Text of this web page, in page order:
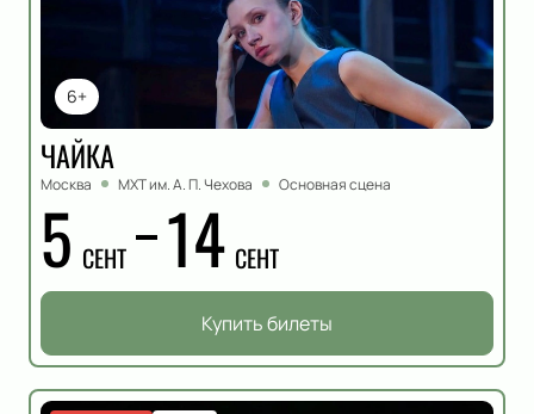
6+
ЧАЙКА
Москва МХТ им. А. П. Чехова Основная сцена
5 СЕНТ 14 СЕНТ
Купить билеты